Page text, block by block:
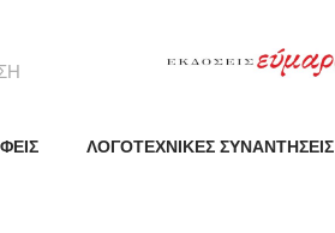
ΛΟΓΟΤΕΧΝΙΚΕΣ ΣΥΝΑΝΤΗΣΕΙΣ